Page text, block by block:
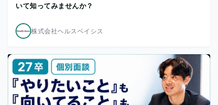
いて知ってみませんか？
株式会社ヘルスベイシス